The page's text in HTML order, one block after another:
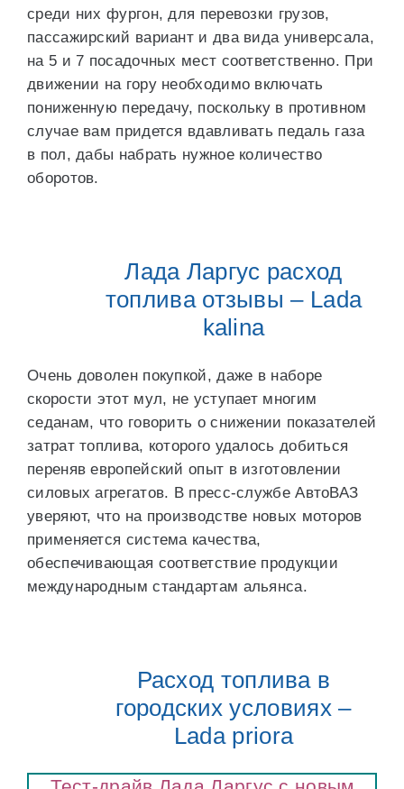
среди них фургон, для перевозки грузов,
пассажирский вариант и два вида универсала,
на 5 и 7 посадочных мест соответственно. При
движении на гору необходимо включать
пониженную передачу, поскольку в противном
случае вам придется вдавливать педаль газа
в пол, дабы набрать нужное количество
оборотов.
Лада Ларгус расход
топлива отзывы – Lada
kalina
Очень доволен покупкой, даже в наборе
скорости этот мул, не уступает многим
седанам, что говорить о снижении показателей
затрат топлива, которого удалось добиться
переняв европейский опыт в изготовлении
силовых агрегатов. В пресс-службе АвтоВАЗ
уверяют, что на производстве новых моторов
применяется система качества,
обеспечивающая соответствие продукции
международным стандартам альянса.
Расход топлива в
городских условиях –
Lada priora